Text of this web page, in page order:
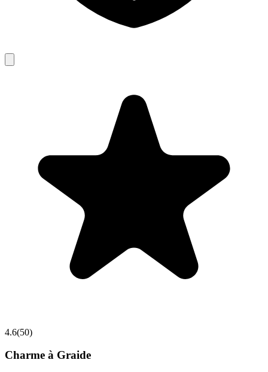
4.6(50)
Charme à Graide